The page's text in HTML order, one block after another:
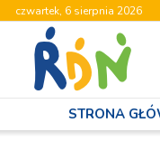
czwartek, 6 sierpnia 2026
STRONA